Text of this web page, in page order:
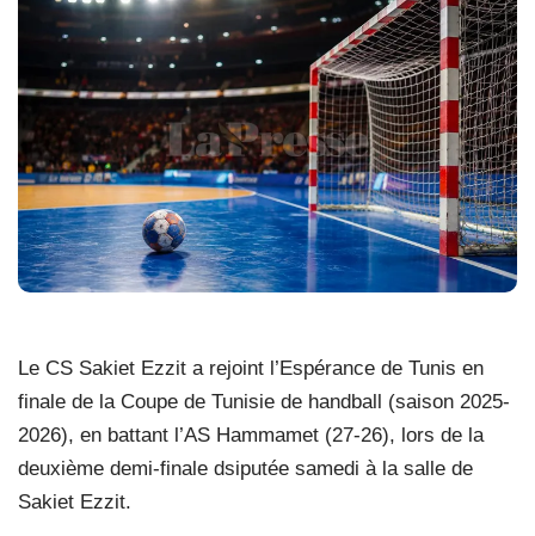
Le CS Sakiet Ezzit a rejoint l’Espérance de Tunis en
finale de la Coupe de Tunisie de handball (saison 2025-
2026), en battant l’AS Hammamet (27-26), lors de la
deuxième demi-finale dsiputée samedi à la salle de
Sakiet Ezzit.